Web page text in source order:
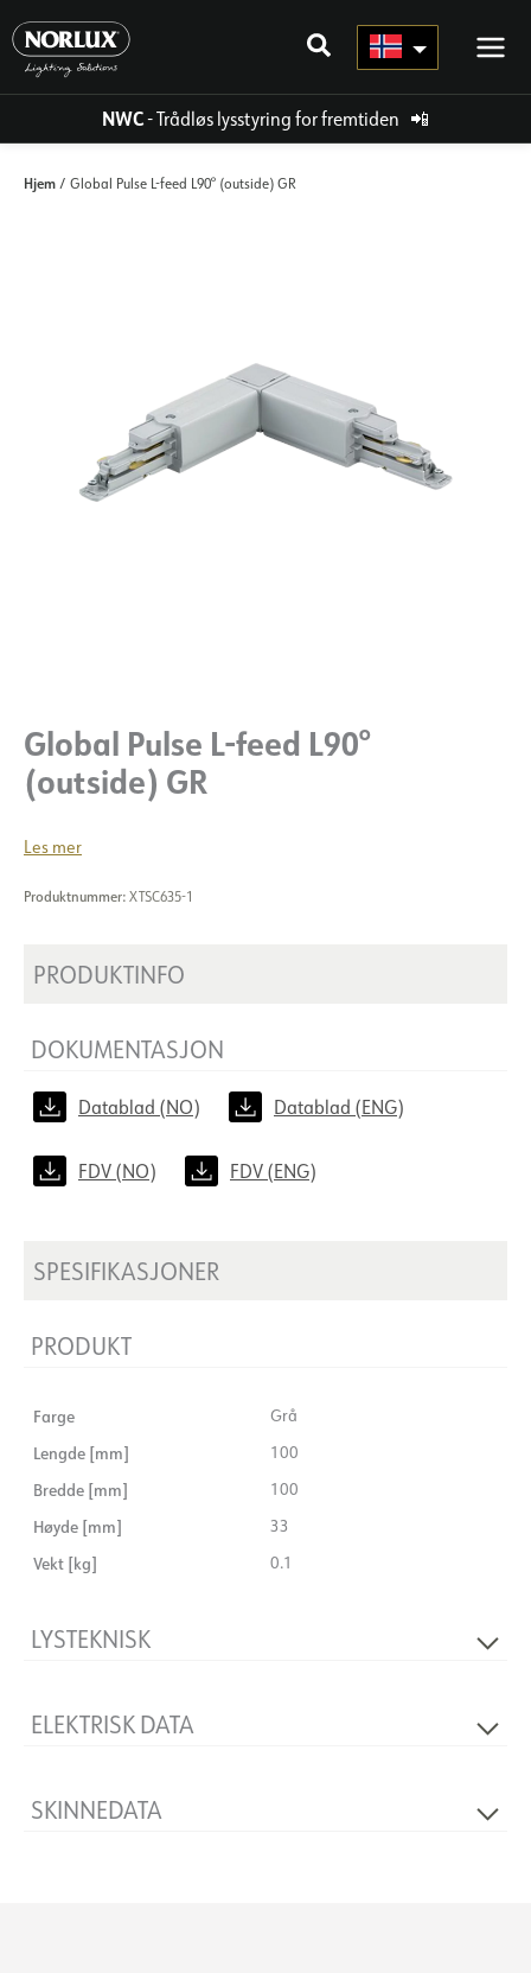
rett
innholdet
NWC- Trådløs lysstyring for fremtiden 📲
Hjem / Global Pulse L-feed L90° (outside) GR
Global Pulse L-feed L90°
(outside) GR
Les mer
Produktnummer: XTSC635-1
PRODUKTINFO
DOKUMENTASJON
Datablad (NO) Datablad (ENG)
FDV (NO) FDV (ENG)
SPESIFIKASJONER
PRODUKT
Farge Grå
Lengde [mm] 100
Bredde [mm] 100
Høyde [mm] 33
Vekt [kg] 0.1
LYSTEKNISK
ELEKTRISK DATA
SKINNEDATA